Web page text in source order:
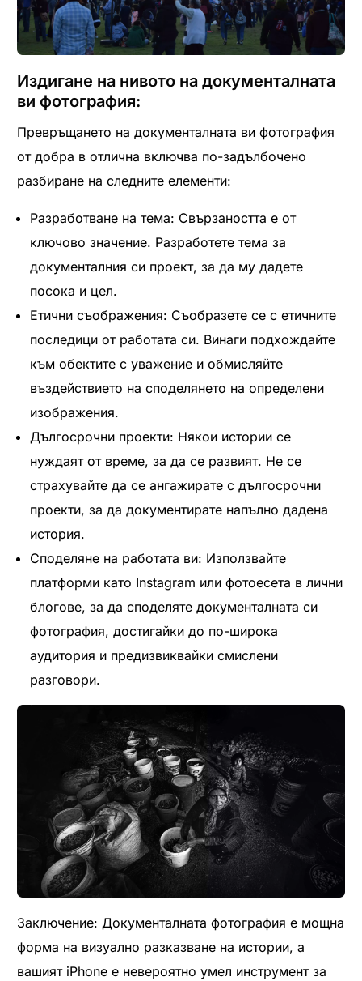
Издигане на нивото на документалната
ви фотография:
Превръщането на документалната ви фотография
от добра в отлична включва по-задълбочено
разбиране на следните елементи:
Разработване на тема: Свързаността е от
ключово значение. Разработете тема за
документалния си проект, за да му дадете
посока и цел.
Етични съображения: Съобразете се с етичните
последици от работата си. Винаги подхождайте
към обектите с уважение и обмисляйте
въздействието на споделянето на определени
изображения.
Дългосрочни проекти: Някои истории се
нуждаят от време, за да се развият. Не се
страхувайте да се ангажирате с дългосрочни
проекти, за да документирате напълно дадена
история.
Споделяне на работата ви: Използвайте
платформи като Instagram или фотоесета в лични
блогове, за да споделяте документалната си
фотография, достигайки до по-широка
аудитория и предизвиквайки смислени
разговори.
Заключение: Документалната фотография е мощна
форма на визуално разказване на истории, а
вашият iPhone е невероятно умел инструмент за